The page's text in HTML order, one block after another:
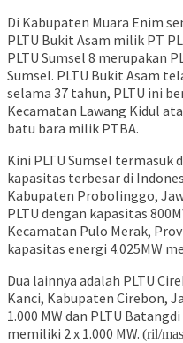
Di Kabupaten Muara Enim
PLTU Bukit Asam milik PT
PLTU Sumsel 8 merupakan
Sumsel. PLTU Bukit Asam
selama 37 tahun, PLTU ini
Kecamatan Lawang Kidul
batu bara milik PTBA.
Kini PLTU Sumsel termasuk
kapasitas terbesar di
Kabupaten Probolinggo,
PLTU dengan kapasitas
Kecamatan Pulo Merak,
kapasitas energi 4.025MW
Dua lainnya adalah PLTU
Kanci, Kabupaten Cirebon,
1.000 MW dan PLTU
memiliki 2 x 1.000 MW. (ril/